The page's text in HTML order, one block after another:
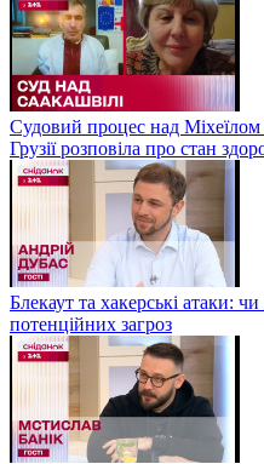
Судовий процес над Міхеїлом
Грузії розповіла про стан
Блекаут та хакерські атаки:
потенційних загроз